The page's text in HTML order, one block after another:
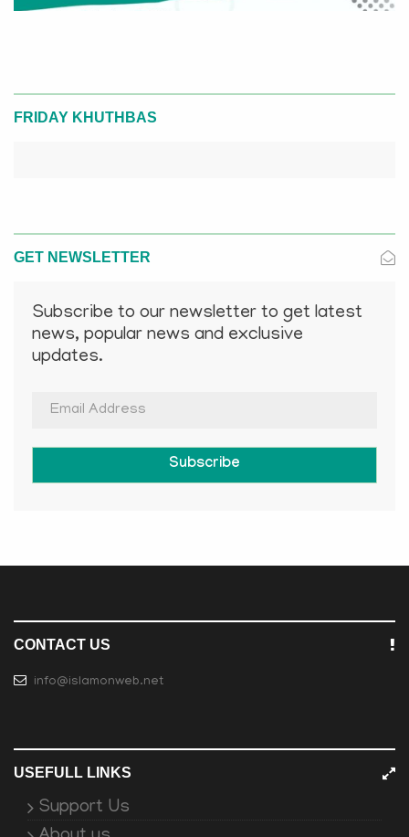
FRIDAY KHUTHBAS
GET NEWSLETTER
Subscribe to our newsletter to get latest
news, popular news and exclusive
updates.
Subscribe
CONTACT US
info@islamonweb.net
USEFULL LINKS
Support Us